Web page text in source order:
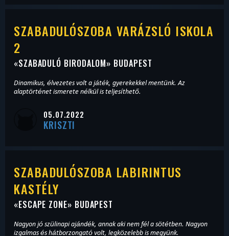
SZABADULÓSZOBA VARÁZSLÓ ISKOLA
2
«SZABADULÓ BIRODALOM» BUDAPEST
Dinamikus, élvezetes volt a játék, gyerekekkel mentünk. Az
alaptörténet ismerete nélkül is teljesíthető.
05.07.2022
KRISZTI
SZABADULÓSZOBA LABIRINTUS
KASTÉLY
«ESCAPE ZONE» BUDAPEST
Nagyon jó szülinapi ajándék, annak aki nem fél a sötétben. Nagyon
izgalmas és hátborzongató volt, legközelebb is megyünk.